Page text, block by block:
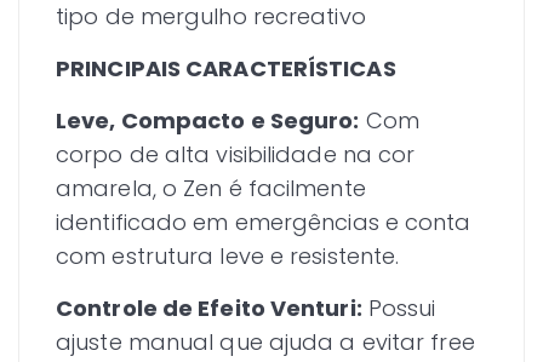
tipo de mergulho recreativo
PRINCIPAIS CARACTERÍSTICAS
Leve, Compacto e Seguro: Com
corpo de alta visibilidade na cor
amarela, o Zen é facilmente
identificado em emergências e conta
com estrutura leve e resistente.
Controle de Efeito Venturi: Possui
ajuste manual que ajuda a evitar free